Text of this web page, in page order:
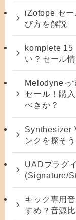
iZotope セ
び方を解説
komplete 15
い？セール
Melodyneっ
セール！購
べきか？
Synthesizer
ンクを探そう
UADプラグ
(Signature/
キック専用
すめ？音源比